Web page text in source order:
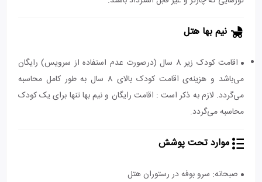
نیم بها هتل
اقامت کودک زیر 8 سال (درصورت عدم استفاده از سرویس) رایگان
می‌باشد و هزینه‌ی اقامت کودک بالای 8 سال به طور کامل محاسبه
می‌گردد. لازم به ذکر است : اقامت رایگان و نیم بها تنها برای یک کودک
محاسبه می‌گردد.
موارد تحت پوشش
صبحانه: سرو بوفه در رستوران هتل